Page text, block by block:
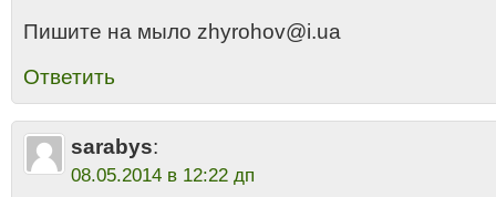
Пишите на мыло zhyrohov@i.ua
Ответить
sarabys:
08.05.2014 в 12:22 дп